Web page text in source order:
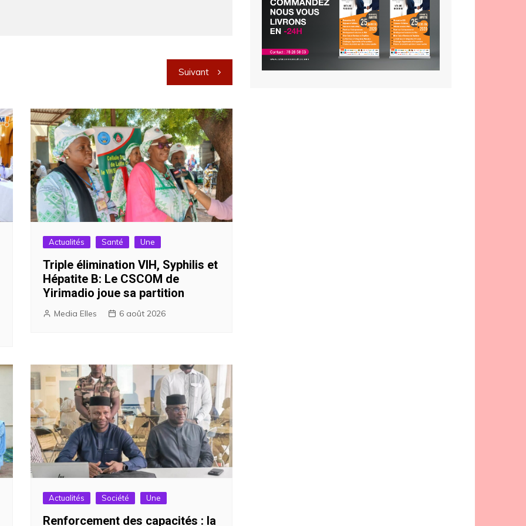
Suivant
Actualités Santé Une
Triple élimination VIH, Syphilis et
Hépatite B: Le CSCOM de
Yirimadio joue sa partition
Media Elles 6 août 2026
Actualités Société Une
Renforcement des capacités : la